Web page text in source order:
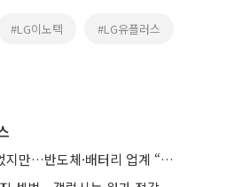
#LG이노텍 #LG유플러스
‘한국판 IRA’ 베일 벗었지만…반도체·배터리 업계 “시행령이 관건”